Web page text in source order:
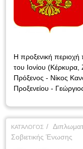
Η προξενική περιοχή
του Ιονίου
Πρόξενος - Νίκος
Προξενείου -
ΚΑΤΆΛΟΓΟΣ
Σοβιετικής Ένωσης